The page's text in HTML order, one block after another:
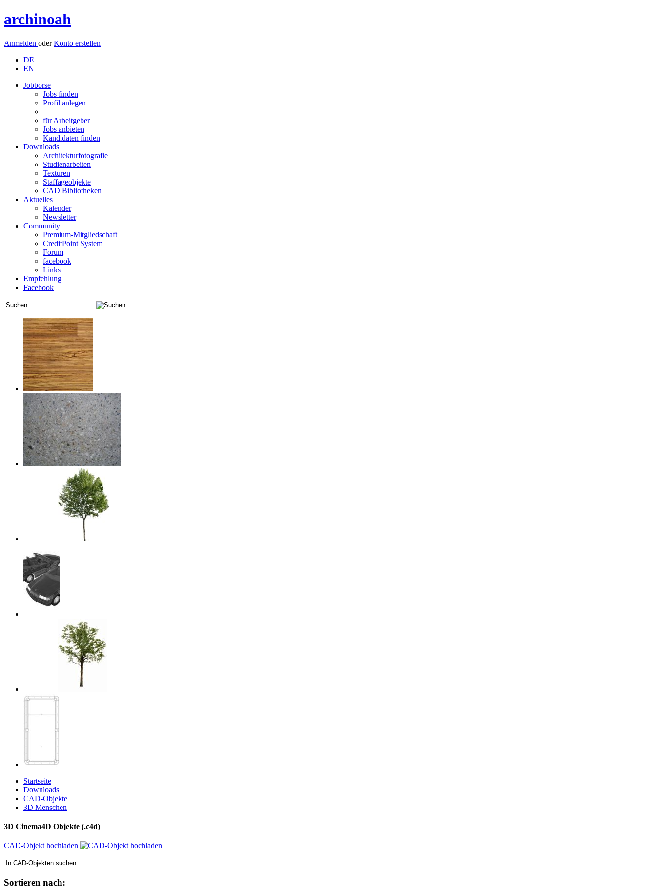
archinoah
Anmelden oderKonto erstellen
DE
EN
Jobbörse
Jobs finden
Profil anlegen
für Arbeitgeber
Jobs anbieten
Kandidaten finden
Downloads
Architekturfotografie
Studienarbeiten
Texturen
Staffageobjekte
CAD Bibliotheken
Aktuelles
Kalender
Newsletter
Community
Premium-Mitgliedschaft
CreditPoint System
Forum
facebook
Links
Empfehlung
Facebook
Startseite
Downloads
CAD-Objekte
3D Menschen
3D Cinema4D Objekte (.c4d)
CAD-Objekt hochladen
Sortieren nach: